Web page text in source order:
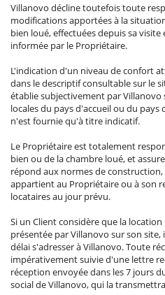
Villanovo décline toutefois toute
modifications apportées à la
bien loué, effectuées depuis sa
informée par le Propriétaire.
L'indication d'un niveau de confort
dans le descriptif consultable sur le
établie subjectivement par Villanovo
locales du pays d'accueil ou du pays
n'est fournie qu'à titre indicatif.
Le Propriétaire est totalement
bien ou de la chambre loué, et
répond aux normes de
appartient au Propriétaire ou à son
locataires au jour prévu.
Si un Client considère que la
présentée par Villanovo sur son
délai s'adresser à Villanovo. Toute
impérativement suivie d'une lettre
réception envoyée dans les 7 jours
social de Villanovo, qui la